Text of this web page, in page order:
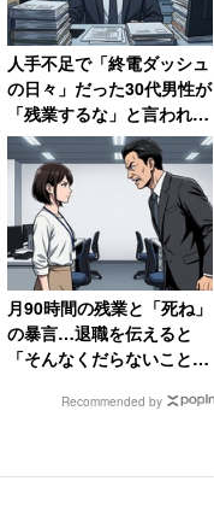
高さを問題視せずに
トピ主は勤務先の離
事の出来る人達が
ということは分かっ
関係の酷さに気付い
価値観が大きくズレ
人手不足で「終電ダッシュ
の日々」だった30代男性が
「残業するな」と言われた
結果→仕事がアホらしくな
り退職
月90時間の残業と「死ね」
の暴言…退職を伝えると
「そんなくだらないことで
会社は倒産Recommended by